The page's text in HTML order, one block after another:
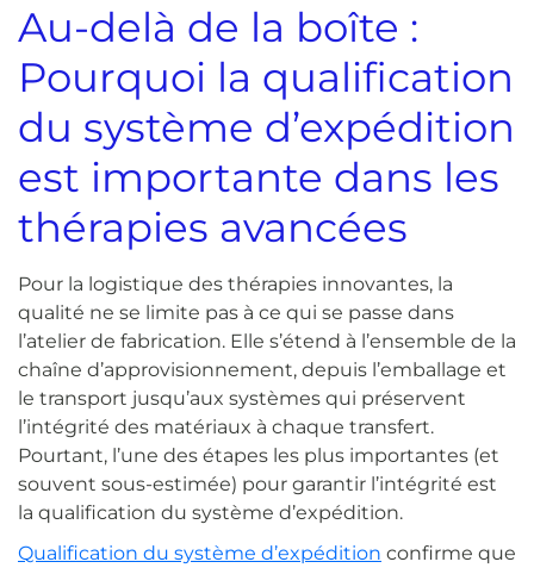
Au-delà de la boîte :
Pourquoi la qualification
du système d’expédition
est importante dans les
thérapies avancées
Pour la logistique des thérapies innovantes, la
qualité ne se limite pas à ce qui se passe dans
l’atelier de fabrication. Elle s’étend à l’ensemble de la
chaîne d’approvisionnement, depuis l’emballage et
le transport jusqu’aux systèmes qui préservent
l’intégrité des matériaux à chaque transfert.
Pourtant, l’une des étapes les plus importantes (et
souvent sous-estimée) pour garantir l’intégrité est
la qualification du système d’expédition.
Qualification du système d’expédition confirme que